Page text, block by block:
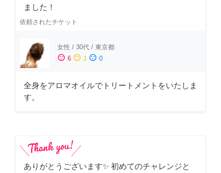
ました！
依頼されたチケット
女性 / 30代 / 東京都
sentiment_satisfied 6 sentiment_neutral 1 sentiment_dissatisfied 0
全身をアロマオイルでトリートメントをいたしま
す。
ありがとうございます✨ 初めてのチャレンジと